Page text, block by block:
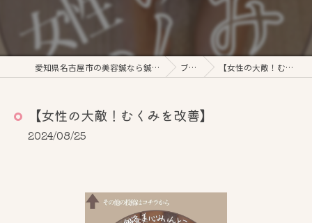
愛知県名古屋市の美容鍼なら鍼灸美心みぃんとこ ブログ 【女性の大敵！むくみを改善】
【女性の大敵！むくみを改善】
2024/08/25